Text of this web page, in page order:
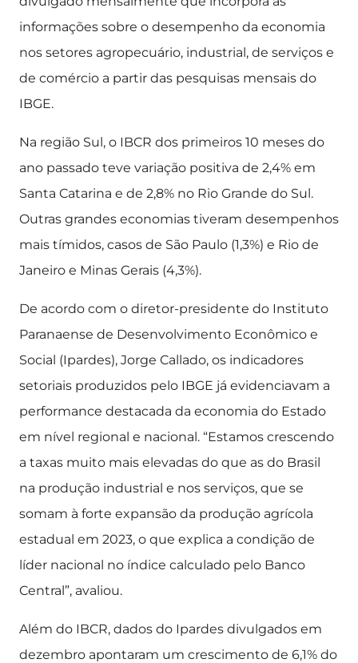
informações sobre o desempenho da economia
nos setores agropecuário, industrial, de serviços e
de comércio a partir das pesquisas mensais do
IBGE.
Na região Sul, o IBCR dos primeiros 10 meses do
ano passado teve variação positiva de 2,4% em
Santa Catarina e de 2,8% no Rio Grande do Sul.
Outras grandes economias tiveram desempenhos
mais tímidos, casos de São Paulo (1,3%) e Rio de
Janeiro e Minas Gerais (4,3%).
De acordo com o diretor-presidente do Instituto
Paranaense de Desenvolvimento Econômico e
Social (Ipardes), Jorge Callado, os indicadores
setoriais produzidos pelo IBGE já evidenciavam a
performance destacada da economia do Estado
em nível regional e nacional. “Estamos crescendo
a taxas muito mais elevadas do que as do Brasil
na produção industrial e nos serviços, que se
somam à forte expansão da produção agrícola
estadual em 2023, o que explica a condição de
líder nacional no índice calculado pelo Banco
Central”, avaliou.
Além do IBCR, dados do Ipardes divulgados em
dezembro apontaram um crescimento de 6,1% do